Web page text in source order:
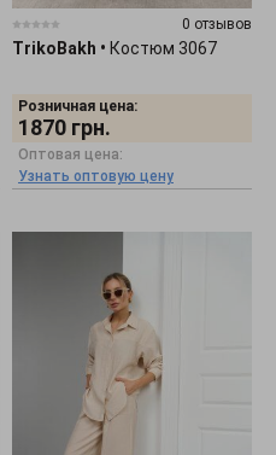
0 отзывов
TrikoBakh • Костюм 3067
Розничная цена:
1870 грн.
Оптовая цена:
Узнать оптовую цену